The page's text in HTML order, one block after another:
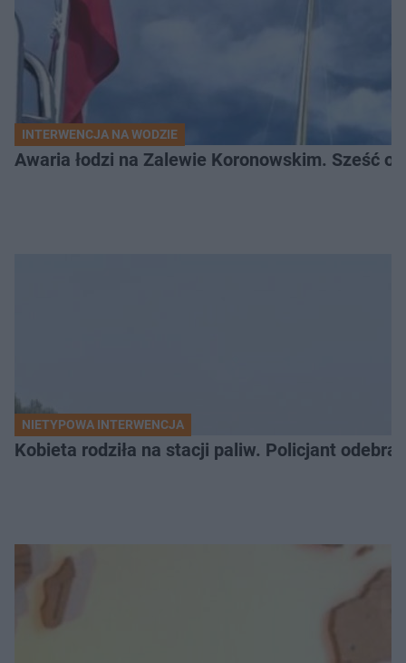
INTERWENCJA NA WODZIE
Awaria łodzi na Zalewie Koronowskim. Sześć
NIETYPOWA INTERWENCJA
Kobieta rodziła na stacji paliw. Policjant